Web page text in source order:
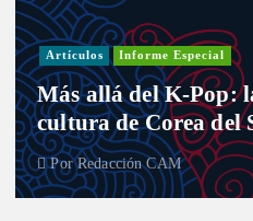
Artículos Informe Especial
Más allá del K-Pop:
cultura de Corea del
PorRedacción CAM